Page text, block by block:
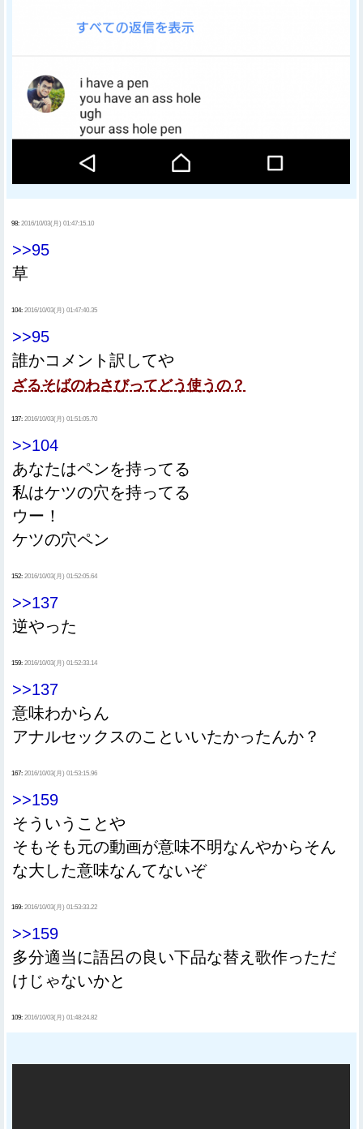
98: 2016/10/03(月) 01:47:15.10
>>95
草
104: 2016/10/03(月) 01:47:40.35
>>95
誰かコメント訳してや
ざるそばのわさびってどう使うの？
137: 2016/10/03(月) 01:51:05.70
>>104
あなたはペンを持ってる
私はケツの穴を持ってる
ウー！
ケツの穴ペン
152: 2016/10/03(月) 01:52:05.64
>>137
逆やった
159: 2016/10/03(月) 01:52:33.14
>>137
意味わからん
アナルセックスのこといいたかったんか？
167: 2016/10/03(月) 01:53:15.96
>>159
そういうことや
そもそも元の動画が意味不明なんやからそん
な大した意味なんてないぞ
169: 2016/10/03(月) 01:53:33.22
>>159
多分適当に語呂の良い下品な替え歌作っただ
けじゃないかと
109: 2016/10/03(月) 01:48:24.82